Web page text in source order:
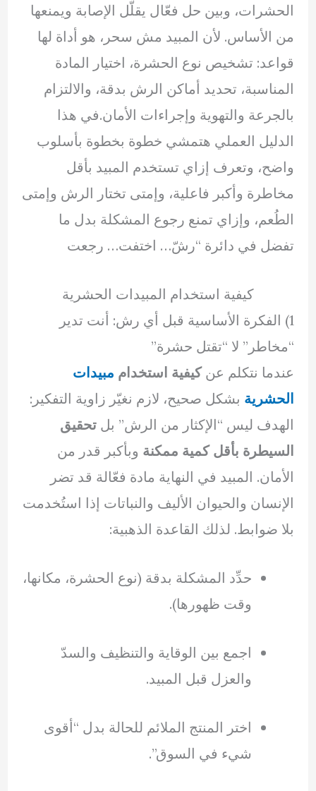
الحشرات، وبين حل فعّال يقلّل الإصابة ويمنعها
من الأساس. لأن المبيد مش سحر، هو أداة لها
قواعد: تشخيص نوع الحشرة، اختيار المادة
المناسبة، تحديد أماكن الرش بدقة، والالتزام
بالجرعة والتهوية وإجراءات الأمان.في هذا
الدليل العملي هتمشي خطوة بخطوة بأسلوب
واضح، وتعرف إزاي تستخدم المبيد بأقل
مخاطرة وأكبر فاعلية، وإمتى تختار الرش وإمتى
الطُعم، وإزاي تمنع رجوع المشكلة بدل ما
تفضل في دائرة “رشّ… اختفت… رجعت
كيفية استخدام المبيدات الحشرية
1) الفكرة الأساسية قبل أي رش: أنت تدير
“مخاطر” لا “تقتل حشرة”
عندما نتكلم عنكيفية استخدام مبيدات
الحشرية بشكل صحيح، لازم نغيّر زاوية التفكير:
الهدف ليس “الإكثار من الرش” بل تحقيق
السيطرة بأقل كمية ممكنة وبأكبر قدر من
الأمان. المبيد في النهاية مادة فعّالة قد تضر
الإنسان والحيوان الأليف والنباتات إذا استُخدمت
بلا ضوابط. لذلك القاعدة الذهبية:
حدِّد المشكلة بدقة (نوع الحشرة، مكانها،
وقت ظهورها).
اجمع بين الوقاية والتنظيف والسدّ
والعزل قبل المبيد.
اختر المنتج الملائم للحالة بدل “أقوى
شيء في السوق”.